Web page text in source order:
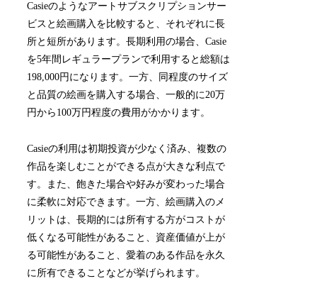
Casieのようなアートサブスクリプションサー
ビスと絵画購入を比較すると、それぞれに長
所と短所があります。長期利用の場合、Casie
を5年間レギュラープランで利用すると総額は
198,000円になります。一方、同程度のサイズ
と品質の絵画を購入する場合、一般的に20万
円から100万円程度の費用がかかります。
Casieの利用は初期投資が少なく済み、複数の
作品を楽しむことができる点が大きな利点で
す。また、飽きた場合や好みが変わった場合
に柔軟に対応できます。一方、絵画購入のメ
リットは、長期的には所有する方がコストが
低くなる可能性があること、資産価値が上が
る可能性があること、愛着のある作品を永久
に所有できることなどが挙げられます。